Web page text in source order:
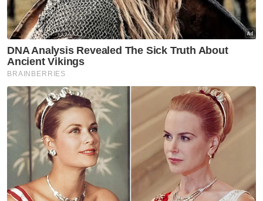
berdasarkan unjuran median Fed.
Artikel Berkaitan:
Ringgit dibuka rendah susulan pengukuhan dolar AS
Ringgit dibuka tinggi sedikit berbanding dolar AS
Ringgit dibuka tidak berubah berbanding dolar AS
"Sehubungan itu, ringgit akan kekal berdaya
tahan dalam tempoh terdekat dan naik
secara berperingkat berbanding dolar AS.